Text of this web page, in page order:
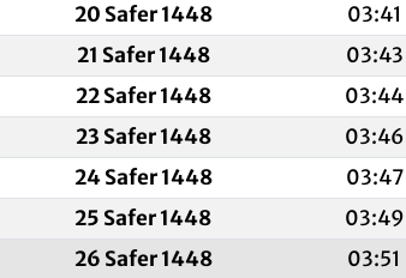
20 Safer 1448 03:41
21 Safer 1448 03:43
22 Safer 1448 03:44
23 Safer 1448 03:46
24 Safer 1448 03:47
25 Safer 1448 03:49
26 Safer 1448 03:51